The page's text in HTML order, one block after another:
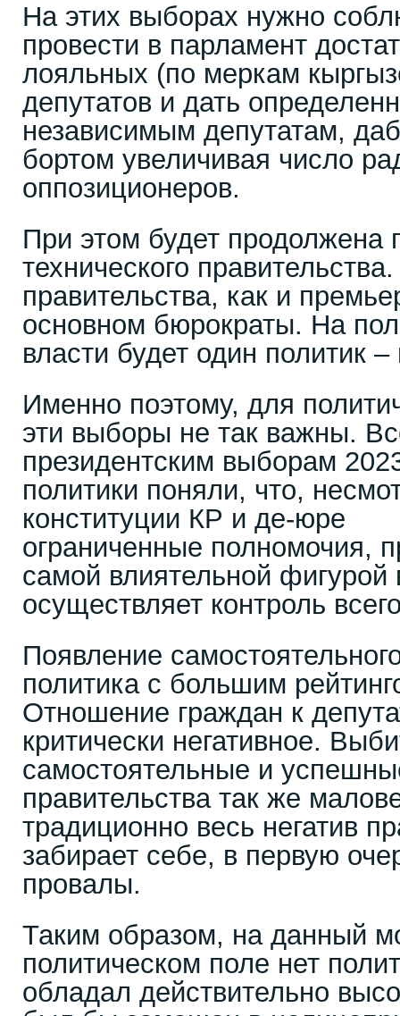
На этих выборах нужно
провести в парламент
лояльных (по меркам
депутатов и дать
независимым депутатам,
бортом увеличивая число
оппозиционеров.
При этом будет продолжена
технического
правительства, как и
основном бюрократы. На
власти будет один политик
Именно поэтому, для
эти выборы не так важны.
президентским выборам
политики поняли, что,
конституции КР и де-юре
ограниченные полномочия,
самой влиятельной фигурой
осуществляет контроль
Появление
политика с большим
Отношение граждан к
критически негативное.
самостоятельные и
правительства так же
традиционно весь негатив
забирает себе, в первую
провалы.
Таким образом, на данный
политическом поле нет
обладал действительно